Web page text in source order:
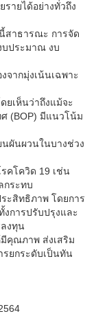
ายได้อย่างทั่วถึง
สาธารณะ การจัด
บประมาณ งบ
จากมุ่งเน้นเฉพาะ
ยเห็นว่าถึงแม้จะ
(BOP) มีแนวโน้ม
นผันผวนในบางช่วง
คโควิด 19 เช่น
กระทบ
ะสิทธิภาพ โดยการ
งการปรับปรุงและ
งทุน
คุณภาพ ส่งเสริม
ยกระดับเป็นทัน